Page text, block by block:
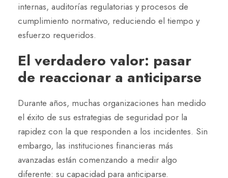
internas, auditorías regulatorias y procesos de
cumplimiento normativo, reduciendo el tiempo y
esfuerzo requeridos.
El verdadero valor: pasar
de reaccionar a anticiparse
Durante años, muchas organizaciones han medido
el éxito de sus estrategias de seguridad por la
rapidez con la que responden a los incidentes. Sin
embargo, las instituciones financieras más
avanzadas están comenzando a medir algo
diferente: su capacidad para anticiparse.